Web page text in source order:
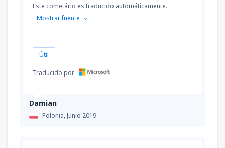
Damian
Polonia,Junio 2019
Este cometário es traducido automáticamente.
Mostrar fuente
Útil
Traducido por